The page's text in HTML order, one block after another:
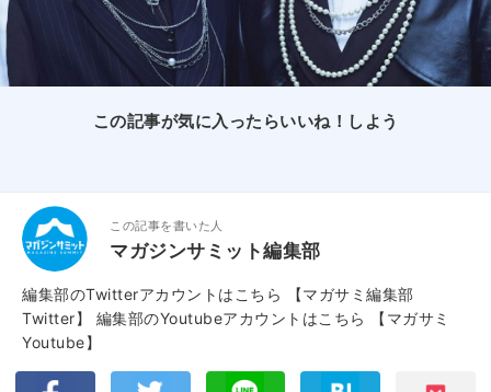
この記事が気に入ったらいいね！しよう
この記事を書いた人
マガジンサミット編集部
編集部のTwitterアカウントはこちら
【マガサミ編集部
Twitter】
編集部のYoutubeアカウントはこちら
【マガサミ
Youtube】